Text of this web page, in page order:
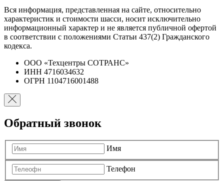
Вся информация, представленная на сайте, относительно
характеристик и стоимости шасси, носит исключительно
информационный характер и не является публичной офертой
в соответствии с положениями Статьи 437(2) Гражданского
кодекса.
ООО «Техцентры СОТРАНС»
ИНН 4716034632
ОГРН 1104716001488
Обратный звонок
Имя
Телефон